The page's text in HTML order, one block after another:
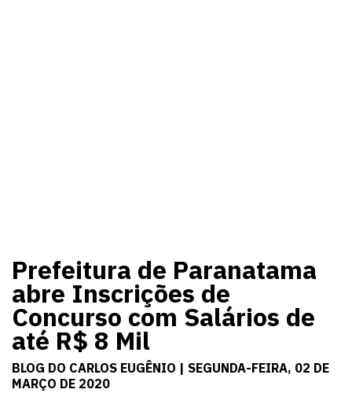
Prefeitura de Paranatama
abre Inscrições de
Concurso com Salários de
até R$ 8 Mil
BLOG DO CARLOS EUGÊNIO | SEGUNDA-FEIRA, 02 DE
MARÇO DE 2020